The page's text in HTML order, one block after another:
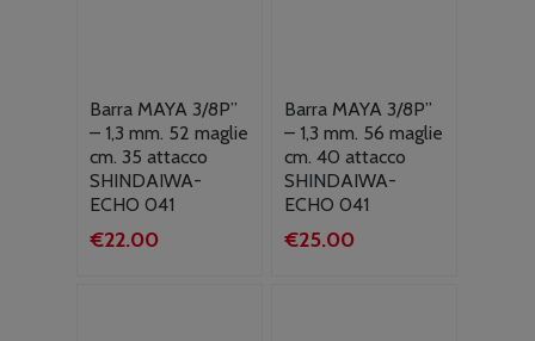
Barra MAYA 3/8P”
– 1,3 mm. 52 maglie
cm. 35 attacco
SHINDAIWA-
ECHO 041
€22.00
Barra MAYA 3/8P”
– 1,3 mm. 56 maglie
cm. 40 attacco
SHINDAIWA-
ECHO 041
€25.00